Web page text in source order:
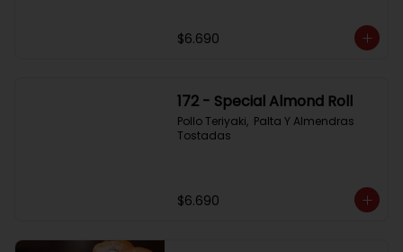
$6.690
172 - Special Almond Roll
Pollo Teriyaki,  Palta Y Almendras
Tostadas
$6.690